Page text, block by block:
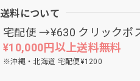
送料について
宅配便 →¥630 クリックポ
¥10,000円以上送料無料
※沖縄・北海道 宅配便¥1200